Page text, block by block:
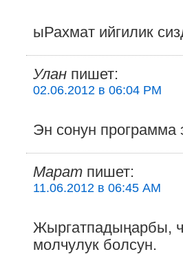
ыРахмат ийгилик
Улан пишет:
02.06.2012 в 06:04 PM
Эн сонун
Марат пишет:
11.06.2012 в 06:45 AM
Жыргатпадыңарбы,
молчулук болсун.